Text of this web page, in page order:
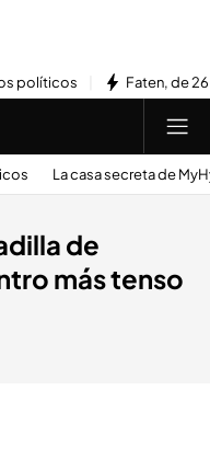
políticos Faten, de
La casa secreta de
de
más tenso